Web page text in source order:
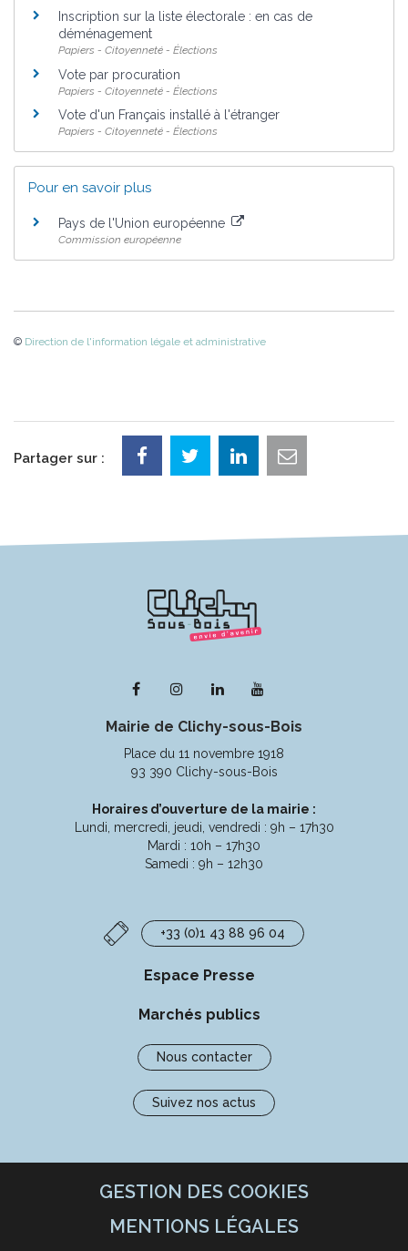
Inscription sur la liste électorale : en cas de
déménagement
Papiers - Citoyenneté - Élections
Vote par procuration
Papiers - Citoyenneté - Élections
Vote d'un Français installé à l'étranger
Papiers - Citoyenneté - Élections
Pour en savoir plus
Pays de l'Union européenne
Commission européenne
© Direction de l'information légale et administrative
Partager sur :
Lien
le
compte
Facebook
Lien
le
compte
Instagram
Lien
le
compte
Linkedin
la
chaîne
Youtube
Mairie de Clichy-sous-Bois
Place du 11 novembre 1918
93 390 Clichy-sous-Bois
Horaires d’ouverture de la mairie :
Lundi, mercredi, jeudi, vendredi : 9h – 17h30
Mardi : 10h – 17h30
Samedi : 9h – 12h30
+33 (0)1 43 88 96 04
Espace Presse
Marchés publics
Nous contacter
Suivez nos actus
GESTION DES COOKIES
MENTIONS LÉGALES